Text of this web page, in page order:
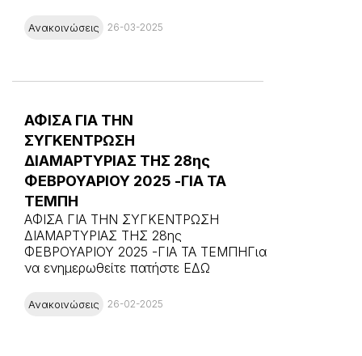
Ανακοινώσεις 26-03-2025
ΑΦΙΣΑ ΓΙΑ ΤΗΝ
ΣΥΓΚΕΝΤΡΩΣΗ
ΔΙΑΜΑΡΤΥΡΙΑΣ ΤΗΣ 28ης
ΦΕΒΡΟΥΑΡΙΟΥ 2025 -ΓΙΑ ΤΑ
ΤΕΜΠΗ
ΑΦΙΣΑ ΓΙΑ ΤΗΝ ΣΥΓΚΕΝΤΡΩΣΗ
ΔΙΑΜΑΡΤΥΡΙΑΣ ΤΗΣ 28ης
ΦΕΒΡΟΥΑΡΙΟΥ 2025 -ΓΙΑ ΤΑ ΤΕΜΠΗΓια
να ενημερωθείτε πατήστε ΕΔΩ
Ανακοινώσεις 26-02-2025